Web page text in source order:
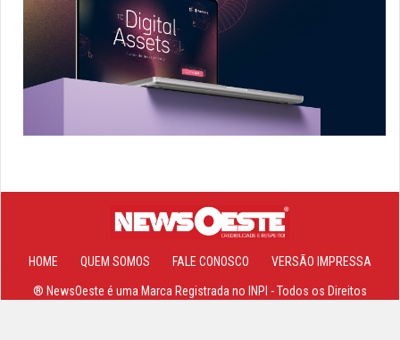
HOME QUEM SOMOS FALE CONOSCO VERSÃO IMPRESSA
® NewsOeste é uma Marca Registrada no INPI - Todos os Direitos